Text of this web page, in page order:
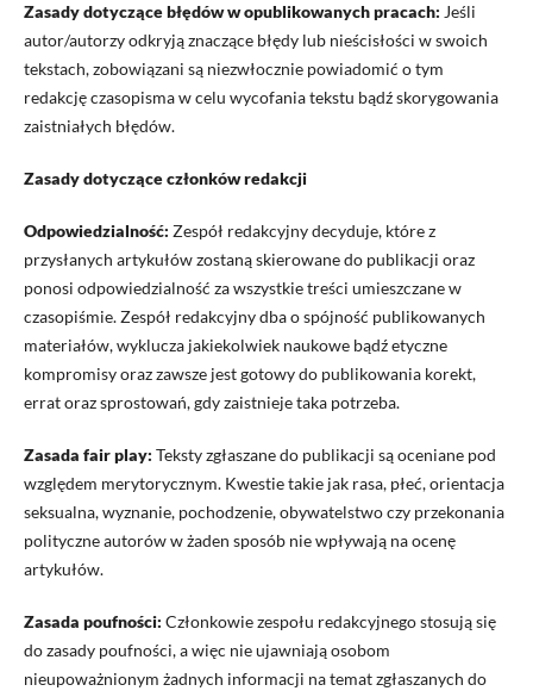
Zasady dotyczące błędów w opublikowanych pracach: Jeśli
autor/autorzy odkryją znaczące błędy lub nieścisłości w swoich
tekstach, zobowiązani są niezwłocznie powiadomić o tym
redakcję czasopisma w celu wycofania tekstu bądź skorygowania
zaistniałych błędów.
Zasady dotyczące członków redakcji
Odpowiedzialność: Zespół redakcyjny decyduje, które z
przysłanych artykułów zostaną skierowane do publikacji oraz
ponosi odpowiedzialność za wszystkie treści umieszczane w
czasopiśmie. Zespół redakcyjny dba o spójność publikowanych
materiałów, wyklucza jakiekolwiek naukowe bądź etyczne
kompromisy oraz zawsze jest gotowy do publikowania korekt,
errat oraz sprostowań, gdy zaistnieje taka potrzeba.
Zasada fair play: Teksty zgłaszane do publikacji są oceniane pod
względem merytorycznym. Kwestie takie jak rasa, płeć, orientacja
seksualna, wyznanie, pochodzenie, obywatelstwo czy przekonania
polityczne autorów w żaden sposób nie wpływają na ocenę
artykułów.
Zasada poufności: Członkowie zespołu redakcyjnego stosują się
do zasady poufności, a więc nie ujawniają osobom
nieupoważnionym żadnych informacji na temat zgłaszanych do